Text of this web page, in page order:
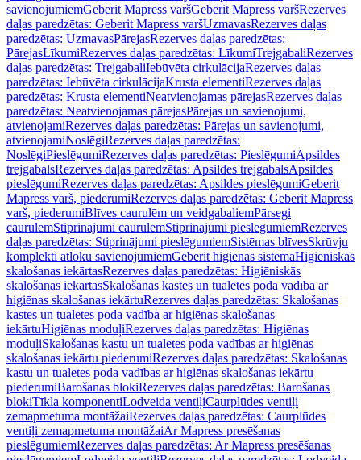
savienojumiemGeberit Mapress varšGeberit Mapress varšRezerves
daļas paredzētas: Geberit Mapress varšUzmavasRezerves daļas
paredzētas: UzmavasPārejasRezerves daļas paredzētas:
PārejasLīkumiRezerves daļas paredzētas: LīkumiTrejgabaliRezerves
daļas paredzētas: TrejgabaliIebūvēta cirkulācijaRezerves daļas
paredzētas: Iebūvēta cirkulācijaKrusta elementiRezerves daļas
paredzētas: Krusta elementiNeatvienojamas pārejasRezerves daļas
paredzētas: Neatvienojamas pārejasPārejas un savienojumi,
atvienojamiRezerves daļas paredzētas: Pārejas un savienojumi,
atvienojamiNoslēgiRezerves daļas paredzētas:
NoslēgiPieslēgumiRezerves daļas paredzētas: PieslēgumiApsildes
trejgabalsRezerves daļas paredzētas: Apsildes trejgabalsApsildes
pieslēgumiRezerves daļas paredzētas: Apsildes pieslēgumiGeberit
Mapress varš, piederumiRezerves daļas paredzētas: Geberit Mapress
varš, piederumiBlīves caurulēm un veidgabaliemPārsegi
caurulēmStiprinājumi caurulēmStiprinājumi pieslēgumiemRezerves
daļas paredzētas: Stiprinājumi pieslēgumiemSistēmas blīvesSkrūvju
komplekti atloku savienojumiemGeberit higiēnas sistēmaHigiēniskās
skalošanas iekārtasRezerves daļas paredzētas: Higiēniskās
skalošanas iekārtasSkalošanas kastes un tualetes poda vadība ar
higiēnas skalošanas iekārtuRezerves daļas paredzētas: Skalošanas
kastes un tualetes poda vadība ar higiēnas skalošanas
iekārtuHigiēnas moduļiRezerves daļas paredzētas: Higiēnas
moduļiSkalošanas kastu un tualetes poda vadības ar higiēnas
skalošanas iekārtu piederumiRezerves daļas paredzētas: Skalošanas
kastu un tualetes poda vadības ar higiēnas skalošanas iekārtu
piederumiBarošanas blokiRezerves daļas paredzētas: Barošanas
blokiTīkla komponentiLodveida ventiļiCaurplūdes ventiļi
zemapmetuma montāžaiRezerves daļas paredzētas: Caurplūdes
ventiļi zemapmetuma montāžaiAr Mapress presēšanas
pieslēgumiemRezerves daļas paredzētas: Ar Mapress presēšanas